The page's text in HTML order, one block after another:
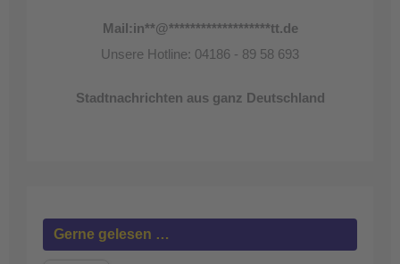
Mail:in**@*******************tt.de
Unsere Hotline: 04186 - 89 58 693
Stadtnachrichten aus ganz Deutschland
Gerne gelesen …